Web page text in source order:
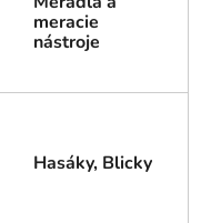
meracie
nástroje
Hasáky, Blicky